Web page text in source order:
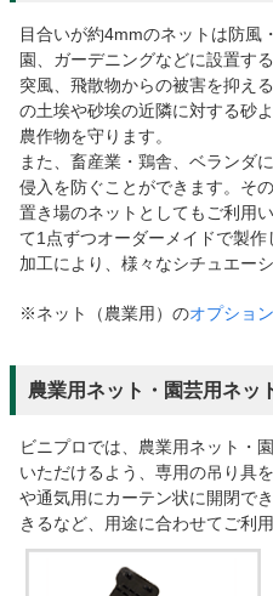
目合いが約4mmのネットは防風
園、ガーデニングなどに設置す
突風、飛散物からの被害を抑え
の土埃や砂埃の近隣に対する砂
農作物を守ります。
また、畜産業・鶏舎、ベランダ
侵入を防ぐことができます。そ
置き場のネットとしてもご利用
て1点ずつオーダーメイドで製
加工により、様々なシチュエー
※ネット（農業用）のオプショ
農業用ネット・園芸用ネッ
ビニプロでは、農業用ネット・
いただけるよう、専用の吊り具
や通気用にカーテン状に開閉で
きるなど、用途に合わせてご利